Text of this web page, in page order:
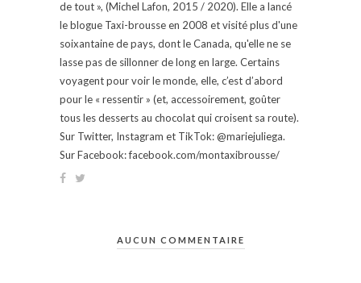
de tout », (Michel Lafon, 2015 / 2020). Elle a lancé
le blogue Taxi-brousse en 2008 et visité plus d'une
soixantaine de pays, dont le Canada, qu'elle ne se
lasse pas de sillonner de long en large. Certains
voyagent pour voir le monde, elle, c’est d’abord
pour le « ressentir » (et, accessoirement, goûter
tous les desserts au chocolat qui croisent sa route).
Sur Twitter, Instagram et TikTok: @mariejuliega.
Sur Facebook: facebook.com/montaxibrousse/
AUCUN COMMENTAIRE